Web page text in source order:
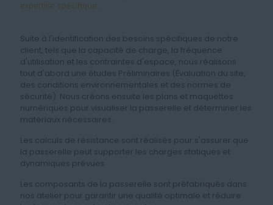
expertise spécifique.
Suite à l'identification des besoins spécifiques de notre
client, tels que la capacité de charge, la fréquence
d'utilisation et les contraintes d'espace, nous réalisons
tout d'abord une études Préliminaires (Évaluation du site,
des conditions environnementales et des normes de
sécurité). Nous créons ensuite les plans et maquettes
numériques pour visualiser la passerelle et déterminer les
matériaux nécessaires.
Les calculs de résistance sont réalisés pour s'assurer que
la passerelle peut supporter les charges statiques et
dynamiques prévues.
Les composants de la passerelle sont préfabriqués dans
nos atelier pour garantir une qualité optimale et réduire